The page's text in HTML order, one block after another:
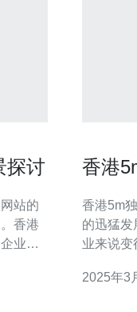
探讨
站的
香港
业和
香港
香港5m独
的迅猛发
业来说变
际带宽。
2025年3